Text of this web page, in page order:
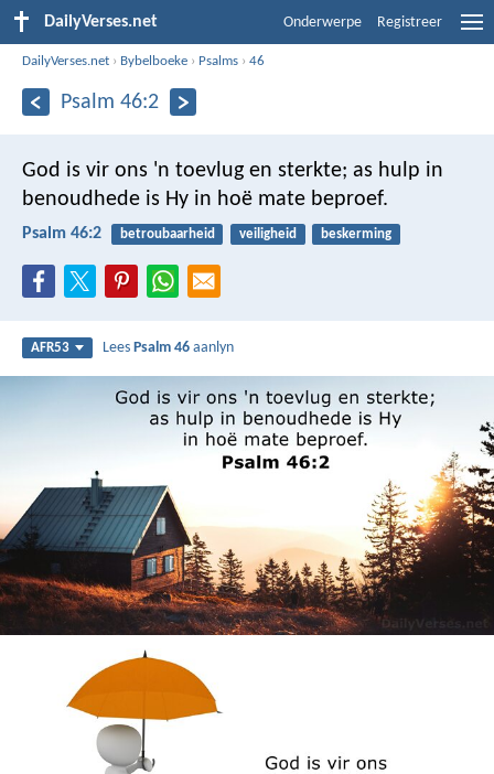
DailyVerses.net Onderwerpe Registreer
DailyVerses.net › Bybelboeke › Psalms ›46
Psalm 46:2
God is vir ons 'n toevlug en sterkte; as hulp in
benoudhede is Hy in hoë mate beproef.
Psalm 46:2 betroubaarheid veiligheid beskerming
AFR53 LeesPsalm 46 aanlyn